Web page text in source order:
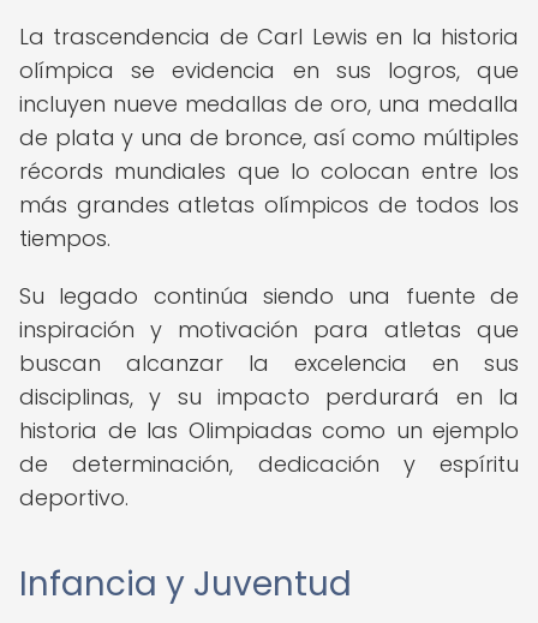
La trascendencia de Carl Lewis en la historia
olímpica se evidencia en sus logros, que
incluyen nueve medallas de oro, una medalla
de plata y una de bronce, así como múltiples
récords mundiales que lo colocan entre los
más grandes atletas olímpicos de todos los
tiempos.
Su legado continúa siendo una fuente de
inspiración y motivación para atletas que
buscan alcanzar la excelencia en sus
disciplinas, y su impacto perdurará en la
historia de las Olimpiadas como un ejemplo
de determinación, dedicación y espíritu
deportivo.
Infancia y Juventud